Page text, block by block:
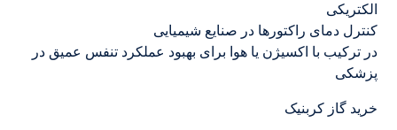
الکتریکی
کنترل دمای راکتورها در صنایع شیمیایی
در ترکیب با اکسیژن یا هوا برای بهبود عملکرد تنفس عمیق در
پزشکی
خرید گاز کربنیک